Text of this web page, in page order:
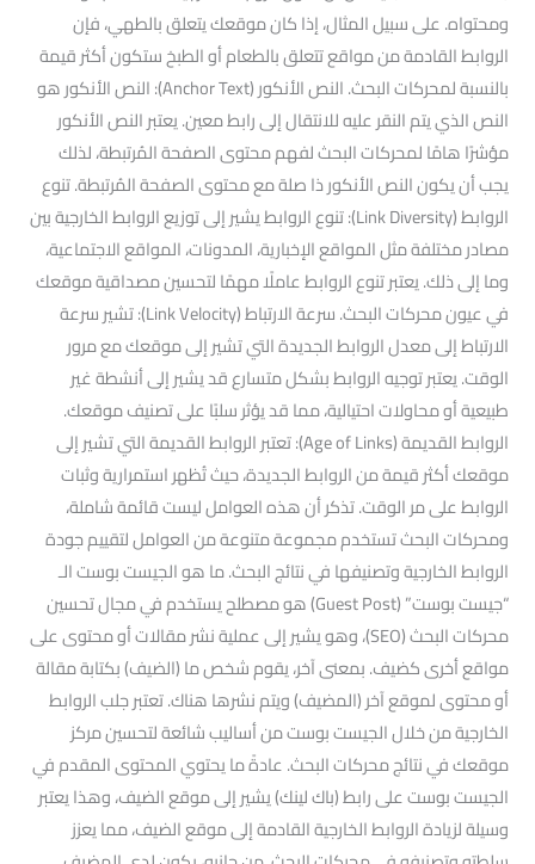
ومحتواه. على سبيل المثال، إذا كان موقعك يتعلق بالطهي، فإن
الروابط القادمة من مواقع تتعلق بالطعام أو الطبخ ستكون أكثر قيمة
بالنسبة لمحركات البحث. النص الأنكور (Anchor Text): النص الأنكور هو
النص الذي يتم النقر عليه للانتقال إلى رابط معين. يعتبر النص الأنكور
مؤشرًا هامًا لمحركات البحث لفهم محتوى الصفحة المُرتبطة، لذلك
يجب أن يكون النص الأنكور ذا صلة مع محتوى الصفحة المُرتبطة. تنوع
الروابط (Link Diversity): تنوع الروابط يشير إلى توزيع الروابط الخارجية بين
مصادر مختلفة مثل المواقع الإخبارية، المدونات، المواقع الاجتماعية،
وما إلى ذلك. يعتبر تنوع الروابط عاملًا مهمًا لتحسين مصداقية موقعك
في عيون محركات البحث. سرعة الارتباط (Link Velocity): تشير سرعة
الارتباط إلى معدل الروابط الجديدة التي تشير إلى موقعك مع مرور
الوقت. يعتبر توجيه الروابط بشكل متسارع قد يشير إلى أنشطة غير
طبيعية أو محاولات احتيالية، مما قد يؤثر سلبًا على تصنيف موقعك.
الروابط القديمة (Age of Links): تعتبر الروابط القديمة التي تشير إلى
موقعك أكثر قيمة من الروابط الجديدة، حيث تُظهر استمرارية وثبات
الروابط على مر الوقت. تذكر أن هذه العوامل ليست قائمة شاملة،
ومحركات البحث تستخدم مجموعة متنوعة من العوامل لتقييم جودة
الروابط الخارجية وتصنيفها في نتائج البحث. ما هو الجيست بوست الـ
“جيست بوست” (Guest Post) هو مصطلح يستخدم في مجال تحسين
محركات البحث (SEO)، وهو يشير إلى عملية نشر مقالات أو محتوى على
مواقع أخرى كضيف. بمعنى آخر، يقوم شخص ما (الضيف) بكتابة مقالة
أو محتوى لموقع آخر (المضيف) ويتم نشرها هناك. تعتبر جلب الروابط
الخارجية من خلال الجيست بوست من أساليب شائعة لتحسين مركز
موقعك في نتائج محركات البحث. عادةً ما يحتوي المحتوى المقدم في
الجيست بوست على رابط (باك لينك) يشير إلى موقع الضيف، وهذا يعتبر
وسيلة لزيادة الروابط الخارجية القادمة إلى موقع الضيف، مما يعزز